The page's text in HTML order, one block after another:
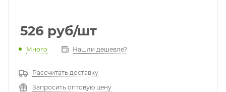
526 руб/шт
Много Нашли дешевле?
Рассчитать доставку
Запросить оптовую цену